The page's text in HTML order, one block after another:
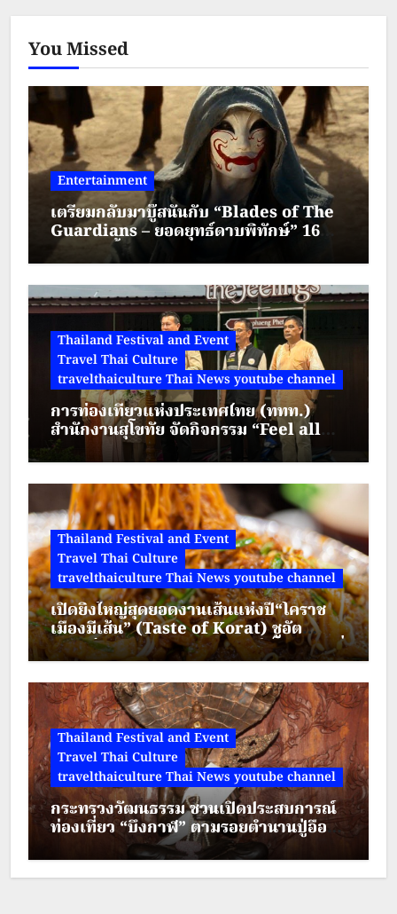
You Missed
Entertainment
เตรียมกลับมาบู๊สนั่นกับ “Blades of The
Guardians – ยอดยุทธ์ดาบพิทักษ์” 16
สิงหาคมนี้ทาง True Visions Now
Thailand Festival and Event
Travel Thai Culture
travelthaiculture Thai News youtube channel
การท่องเที่ยวแห่งประเทศไทย (ททท.)
สำนักงานสุโขทัย จัดกิจกรรม “Feel all
the feelings @ Kamphaeng Phet” ณ
ตลาดย้อนยุคนครชุม
Thailand Festival and Event
Travel Thai Culture
travelthaiculture Thai News youtube channel
เปิดยิ่งใหญ่สุดยอดงานเส้นแห่งปี“โคราช
เมืองมีเส้น” (Taste of Korat) ชูอัต
ลักษณ์วัฒนธรรมอาหาร เมืองย่าโม “ผัดหมี่
ดัง-ขนมจีนแซ่บ” พบกัน 7-20 ส.ค. 69 ลาน
จัดกิจกรรม ชั้น 1
Thailand Festival and Event
Travel Thai Culture
travelthaiculture Thai News youtube channel
กระทรวงวัฒนธรรม ชวนเปิดประสบการณ์
ท่องเที่ยว “บึงกาฬ” ตามรอยตำนานปู่อือลือ
ผสานศรัทธา สายมู และการผจญภัย
ท่ามกลางธรรมชาติ